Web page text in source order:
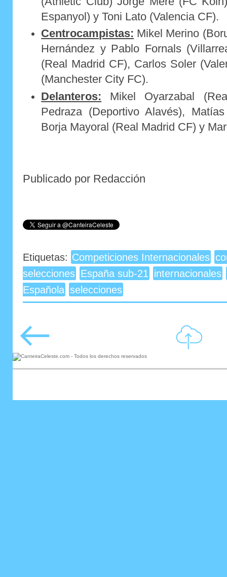
Espanyol) y Toni Lato (Valencia CF).
Centrocampistas: Mikel Merino
Hernández y Pablo Fornals
(Real Madrid CF), Carlos Soler
(Manchester City FC).
Delanteros: Mikel Oyarzabal
Pedraza (Deportivo Alavés),
Borja Mayoral (Real Madrid CF) y
Publicado por Redacción
Etiquetas: Competiciones Internacionales
selecciones España sub-21 internacionales
Española selecciones